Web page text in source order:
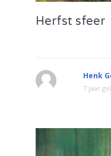
Herfst sfeer
Henk
7 jaar